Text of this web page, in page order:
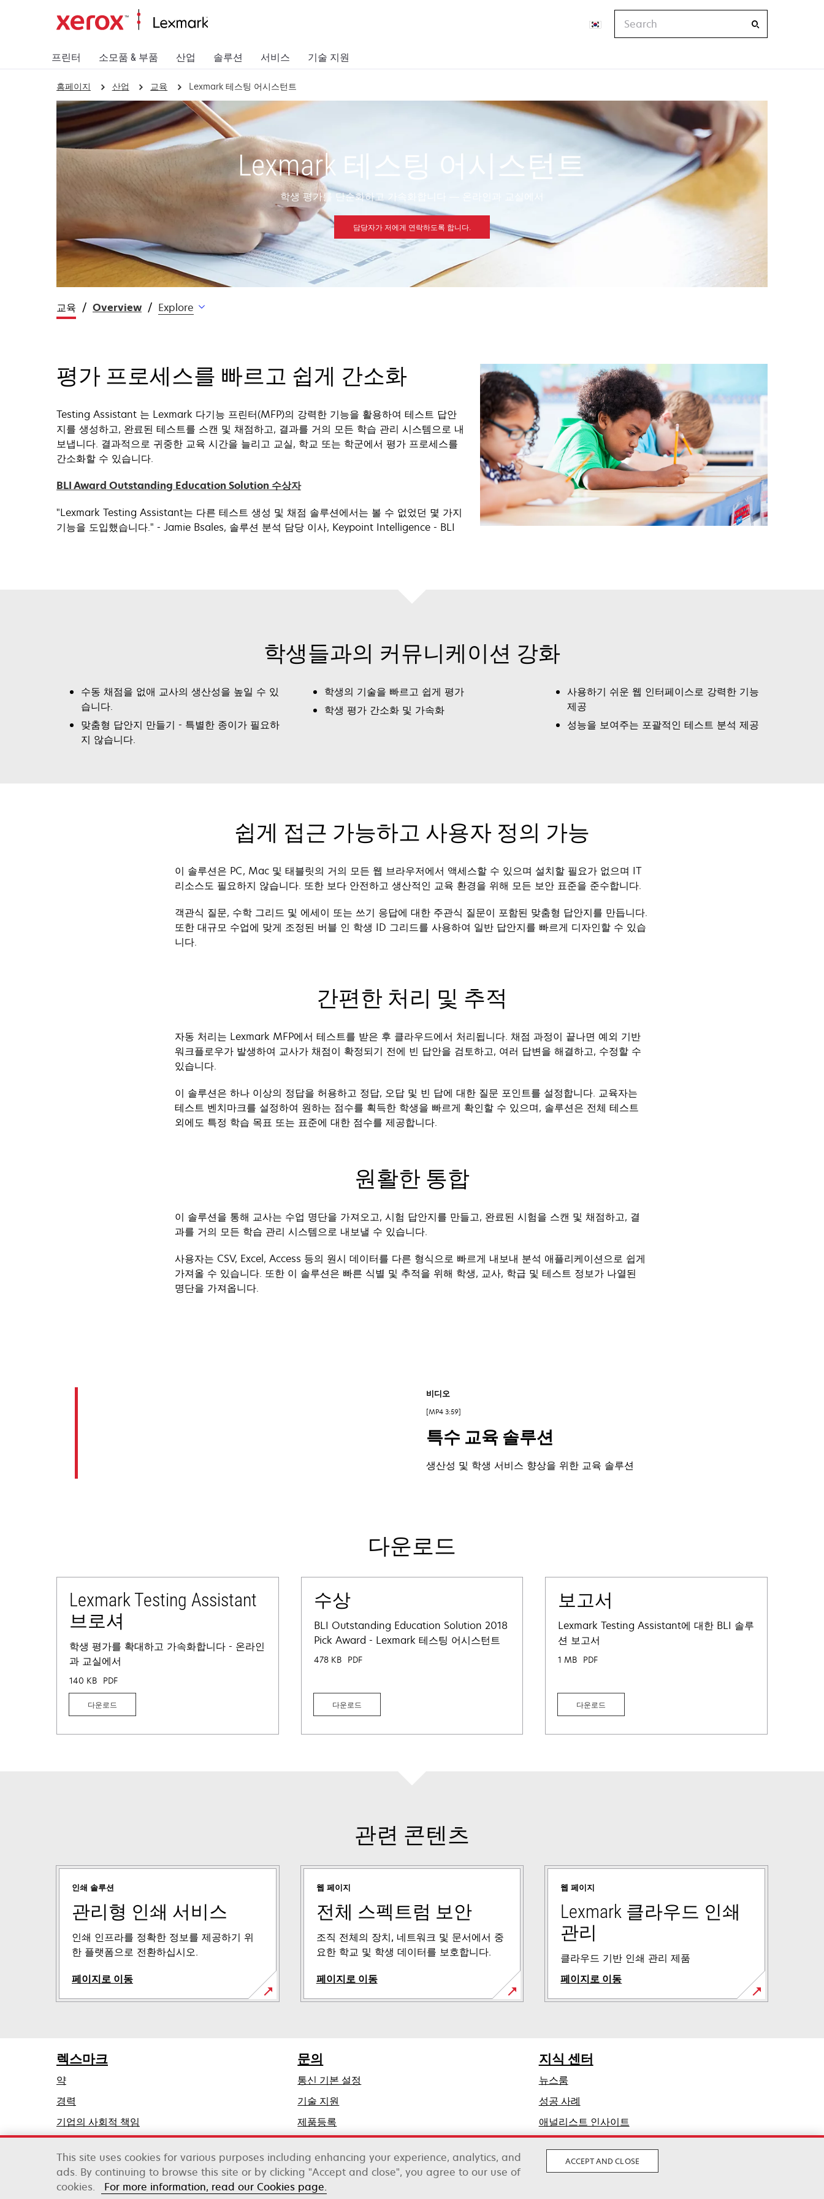
프린터 소모품 & 부품 산업 솔루션 서비스 기술 지원
홈페이지 산업 교육 Lexmark 테스팅 어시스턴트
Lexmark 테스팅 어시스턴트
학생 평가를 단순화하고 가속화합니다 — 온라인과 교실에서
담당자가 저에게 연락하도록 합니다.
교육 Overview Explore
평가 프로세스를 빠르고 쉽게 간소화
Testing Assistant 는 Lexmark 다기능 프린터(MFP)의 강력한 기능을 활용하여 테스트 답안
지를 생성하고, 완료된 테스트를 스캔 및 채점하고, 결과를 거의 모든 학습 관리 시스템으로 내
보냅니다. 결과적으로 귀중한 교육 시간을 늘리고 교실, 학교 또는 학군에서 평가 프로세스를
간소화할 수 있습니다.
BLI Award Outstanding Education Solution 수상자새
에
서
"Lexmark Testing Assistant는 다른 테스트 생성 및 채점 솔루션에서는 볼 수 없었던 몇 가지
기능을 도입했습니다." - Jamie Bsales, 솔루션 분석 담당 이사, Keypoint Intelligence - BLI
학생들과의 커뮤니케이션 강화
수동 채점을 없애 교사의 생산성을 높일 수 있
습니다.
맞춤형 답안지 만들기 - 특별한 종이가 필요하
지 않습니다.
학생의 기술을 빠르고 쉽게 평가
학생 평가 간소화 및 가속화
사용하기 쉬운 웹 인터페이스로 강력한 기능
제공
성능을 보여주는 포괄적인 테스트 분석 제공
쉽게 접근 가능하고 사용자 정의 가능
이 솔루션은 PC, Mac 및 태블릿의 거의 모든 웹 브라우저에서 액세스할 수 있으며 설치할 필요가 없으며 IT
리소스도 필요하지 않습니다. 또한 보다 안전하고 생산적인 교육 환경을 위해 모든 보안 표준을 준수합니다.
객관식 질문, 수학 그리드 및 에세이 또는 쓰기 응답에 대한 주관식 질문이 포함된 맞춤형 답안지를 만듭니다.
또한 대규모 수업에 맞게 조정된 버블 인 학생 ID 그리드를 사용하여 일반 답안지를 빠르게 디자인할 수 있습
니다.
간편한 처리 및 추적
자동 처리는 Lexmark MFP에서 테스트를 받은 후 클라우드에서 처리됩니다. 채점 과정이 끝나면 예외 기반
워크플로우가 발생하여 교사가 채점이 확정되기 전에 빈 답안을 검토하고, 여러 답변을 해결하고, 수정할 수
있습니다.
이 솔루션은 하나 이상의 정답을 허용하고 정답, 오답 및 빈 답에 대한 질문 포인트를 설정합니다. 교육자는
테스트 벤치마크를 설정하여 원하는 점수를 획득한 학생을 빠르게 확인할 수 있으며, 솔루션은 전체 테스트
외에도 특정 학습 목표 또는 표준에 대한 점수를 제공합니다.
원활한 통합
이 솔루션을 통해 교사는 수업 명단을 가져오고, 시험 답안지를 만들고, 완료된 시험을 스캔 및 채점하고, 결
과를 거의 모든 학습 관리 시스템으로 내보낼 수 있습니다.
사용자는 CSV, Excel, Access 등의 원시 데이터를 다른 형식으로 빠르게 내보내 분석 애플리케이션으로 쉽게
가져올 수 있습니다. 또한 이 솔루션은 빠른 식별 및 추적을 위해 학생, 교사, 학급 및 테스트 정보가 나열된
명단을 가져옵니다.
비디오
MP4 3:59
특수 교육 솔루션
생산성 및 학생 서비스 향상을 위한 교육 솔루션
다운로드
Lexmark Testing Assistant
브로셔
학생 평가를 확대하고 가속화합니다 - 온라인
과 교실에서
140 KB PDF
다운로드
수상
BLI Outstanding Education Solution 2018
Pick Award - Lexmark 테스팅 어시스턴트
478 KB PDF
다운로드
보고서
Lexmark Testing Assistant에 대한 BLI 솔루
션 보고서
1 MB PDF
다운로드
관련 콘텐츠
인쇄 솔루션
관리형 인쇄 서비스
인쇄 인프라를 정확한 정보를 제공하기 위
한 플랫폼으로 전환하십시오.
페이지로 이동
웹 페이지
전체 스펙트럼 보안
조직 전체의 장치, 네트워크 및 문서에서 중
요한 학교 및 학생 데이터를 보호합니다.
페이지로 이동
웹 페이지
Lexmark 클라우드 인쇄
관리
클라우드 기반 인쇄 관리 제품
페이지로 이동
렉스마크
약
경력
기업의 사회적 책임
탭
에
열
림
문의
통신 기본 설정
기술 지원
열
림
제품등록
지식 센터
뉴스룸
성공 사례
애널리스트 인사이트
Lexmark International, Inc., 제록스 계열사
©2026 판권 소유.
This site uses cookies for various purposes including enhancing your experience, analytics, and
ads. By continuing to browse this site or by clicking "Accept and close", you agree to our use of
cookies.
For more information, read our Cookies page.
ACCEPT AND CLOSE